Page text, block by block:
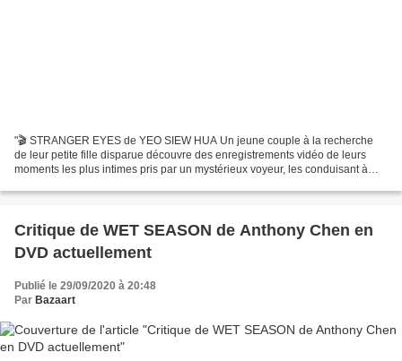
"🎬 STRANGER EYES de YEO SIEW HUA Un jeune couple à la recherche
de leur petite fille disparue découvre des enregistrements vidéo de leurs
moments les plus intimes pris par un mystérieux voyeur, les conduisant à
Critique de WET SEASON de Anthony Chen en
DVD actuellement
Publié le 29/09/2020 à 20:48
Par Bazaart